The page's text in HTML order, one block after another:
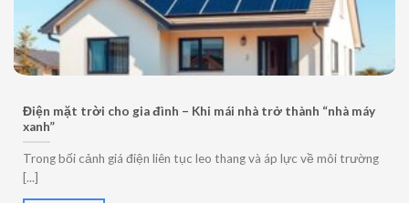
Điện mặt trời cho gia đình – Khi mái nhà trở thành “nhà máy
xanh”
Trong bối cảnh giá điện liên tục leo thang và áp lực về môi trường
[...]